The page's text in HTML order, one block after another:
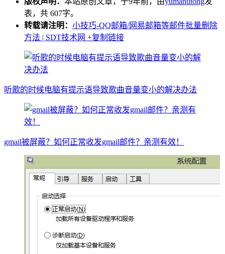
表，共 607字。
转载请注明： 小技巧-QQ邮箱/网易邮箱等邮件批量删除
方法 | SDT技术网 +复制链接
听歌的时候电脑有提示语导致歌曲音量变小的解决办法
gmail被屏蔽？如何正常收发gmail邮件？亲测有效！